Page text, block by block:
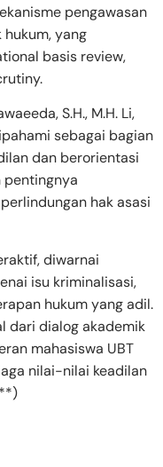
pengawasan
yang
basis review,
S.H., M.H. Li,
sebagai bagian
dan berorientasi
pentingnya
hak asasi
diwarnai
isu kriminalisasi,
hukum yang adil.
dari dialog akademik
mahasiswa UBT
nilai-nilai keadilan